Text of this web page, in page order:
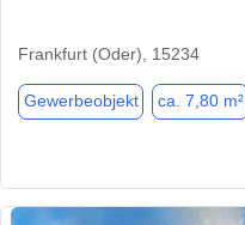
Frankfurt (Oder), 15234
Gewerbeobjekt ca. 7,80 m²